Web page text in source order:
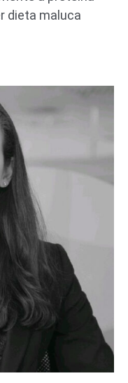
dieta maluca